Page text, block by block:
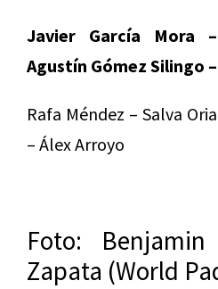
Javier García Mora
Agustín Gómez Silingo –
Rafa Méndez – Salva
– Álex Arroyo
Foto:
Zapata (World